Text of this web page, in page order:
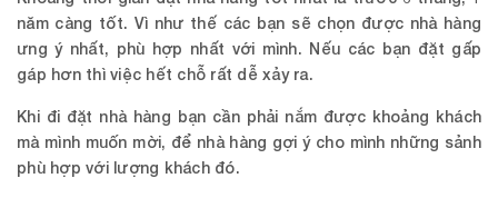
năm càng tốt. Vì như thế các bạn sẽ chọn được nhà hàng
ưng ý nhất, phù hợp nhất với mình. Nếu các bạn đặt gấp
gáp hơn thì việc hết chỗ rất dễ xảy ra.
Khi đi đặt nhà hàng bạn cần phải nắm được khoảng khách
mà mình muốn mời, để nhà hàng gợi ý cho mình những sảnh
phù hợp với lượng khách đó.